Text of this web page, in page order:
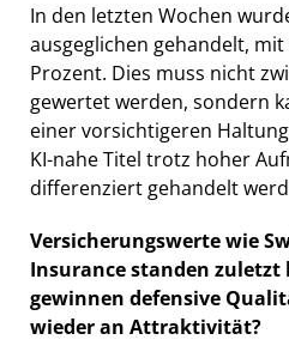
In den letzten Wochen
ausgeglichen gehandelt,
Prozent. Dies muss nicht
gewertet werden, sondern
einer vorsichtigeren
KI-nahe Titel trotz hoher
differenziert gehandelt
Versicherungswerte wie
Insurance standen zuletzt
gewinnen defensive
wieder an Attraktivität?